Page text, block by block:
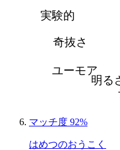
明る
ユーモア
奇抜さ
実験的
マッチ度 92%
はめつのおうこく